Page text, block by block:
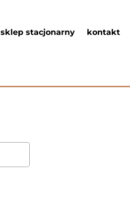
sklep stacjonarny kontakt